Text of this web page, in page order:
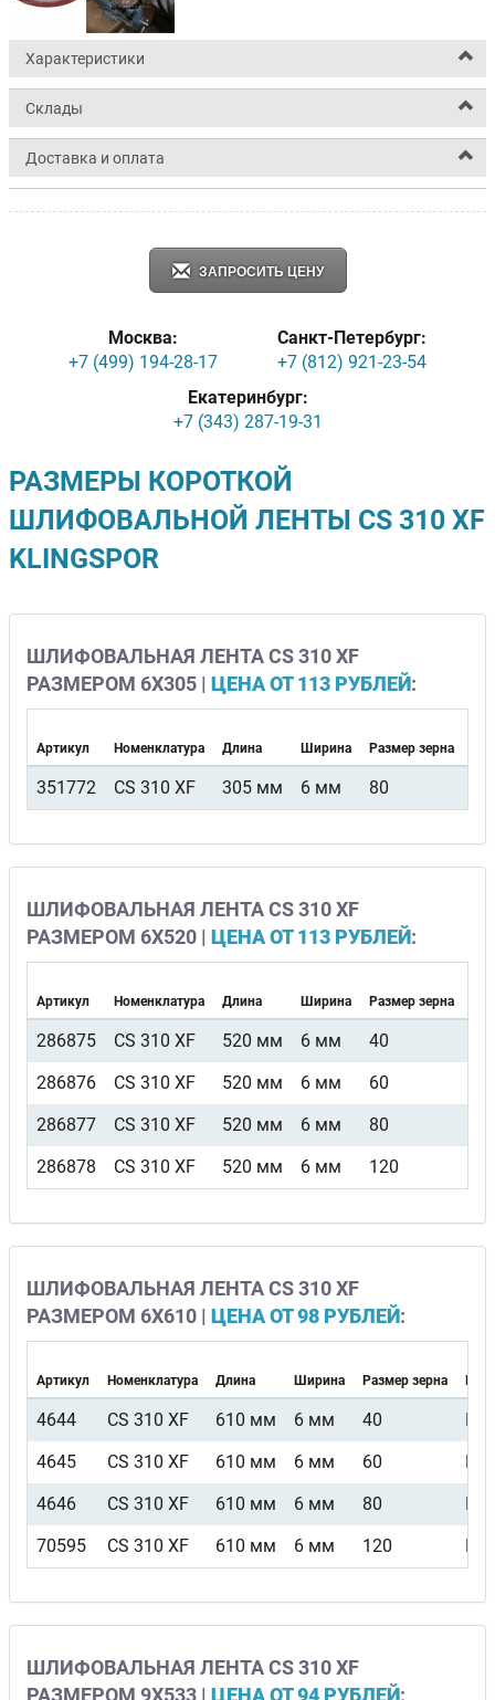
Характеристики
Склады
Доставка и оплата
ЗАПРОСИТЬ ЦЕНУ
Москва:
+7 (499) 194-28-17
Санкт-Петербург:
+7 (812) 921-23-54
Екатеринбург:
+7 (343) 287-19-31
РАЗМЕРЫ КОРОТКОЙ
ШЛИФОВАЛЬНОЙ ЛЕНТЫ CS 310 XF
KLINGSPOR
ШЛИФОВАЛЬНАЯ ЛЕНТА CS 310 XF
РАЗМЕРОМ 6Х305 | ЦЕНА ОТ 113 РУБЛЕЙ:
Артикул Номенклатура Длина Ширина Размер зерна
351772 CS 310 XF 305 мм 6 мм 80
ШЛИФОВАЛЬНАЯ ЛЕНТА CS 310 XF
РАЗМЕРОМ 6Х520 | ЦЕНА ОТ 113 РУБЛЕЙ:
Артикул Номенклатура Длина Ширина Размер зерна
286875 CS 310 XF 520 мм 6 мм 40
286876
CS 310 XF 520 мм 6 мм 60
286877
CS 310 XF 520 мм 6 мм 80
286878
CS 310 XF 520 мм 6 мм 120
ШЛИФОВАЛЬНАЯ ЛЕНТА CS 310 XF
РАЗМЕРОМ 6Х610 | ЦЕНА ОТ 98 РУБЛЕЙ:
Артикул Номенклатура Длина Ширина Размер зерна
4644 CS 310 XF 610 мм 6 мм 40
4645
CS 310 XF 610 мм 6 мм 60
4646
CS 310 XF 610 мм 6 мм 80
70595
CS 310 XF 610 мм 6 мм 120
ШЛИФОВАЛЬНАЯ ЛЕНТА CS 310 XF
РАЗМЕРОМ 9Х533 | ЦЕНА ОТ 94 РУБЛЕЙ: